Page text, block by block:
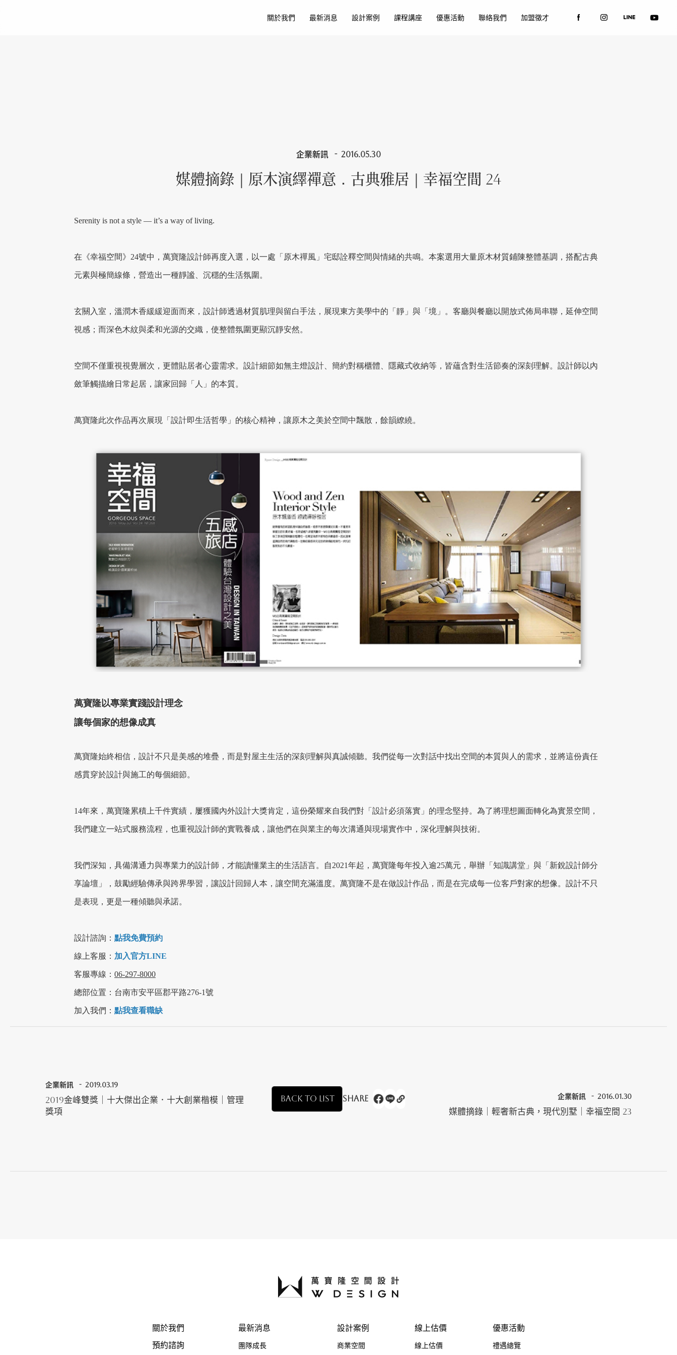
關於我們 最新消息 設計案例 課程講座 優惠活動 聯絡我們 加盟徵才
企業新訊 2016.05.30
媒體摘錄｜原木演繹禪意．古典雅居｜幸福空間 24
Serenity is not a style — it’s a way of living.
在《幸福空間》24號中，萬寶隆設計師再度入選，以一處「原木禪風」宅邸詮釋空間與情緒的共鳴。本案選用大量原木材質鋪陳整體基調，搭配古典
元素與極簡線條，營造出一種靜謐、沉穩的生活氛圍。
玄關入室，溫潤木香緩緩迎面而來，設計師透過材質肌理與留白手法，展現東方美學中的「靜」與「境」。客廳與餐廳以開放式佈局串聯，延伸空間
視感；而深色木紋與柔和光源的交織，使整體氛圍更顯沉靜安然。
空間不僅重視視覺層次，更體貼居者心靈需求。設計細節如無主燈設計、簡約對稱櫃體、隱藏式收納等，皆蘊含對生活節奏的深刻理解。設計師以內
斂筆觸描繪日常起居，讓家回歸「人」的本質。
萬寶隆此次作品再次展現「設計即生活哲學」的核心精神，讓原木之美於空間中飄散，餘韻繚繞。
萬寶隆以專業實踐設計理念
讓每個家的想像成真
萬寶隆始終相信，設計不只是美感的堆疊，而是對屋主生活的深刻理解與真誠傾聽。我們從每一次對話中找出空間的本質與人的需求，並將這份責任
感貫穿於設計與施工的每個細節。
14年來，萬寶隆累積上千件實績，屢獲國內外設計大獎肯定，這份榮耀來自我們對「設計必須落實」的理念堅持。為了將理想圖面轉化為實景空間，
我們建立一站式服務流程，也重視設計師的實戰養成，讓他們在與業主的每次溝通與現場實作中，深化理解與技術。
我們深知，具備溝通力與專業力的設計師，才能讀懂業主的生活語言。自2021年起，萬寶隆每年投入逾25萬元，舉辦「知識講堂」與「新銳設計師分
享論壇」，鼓勵經驗傳承與跨界學習，讓設計回歸人本，讓空間充滿溫度。萬寶隆不是在做設計作品，而是在完成每一位客戶對家的想像。設計不只
是表現，更是一種傾聽與承諾。
設計諮詢： 點我免費預約
線上客服： 加入官方LINE
客服專線： 06-297-8000
總部位置：台南市安平區郡平路276-1號
加入我們： 點我查看職缺
企業新訊 2019.03.19
2019金峰雙獎｜十大傑出企業．十大創業楷模｜管理
獎項
企業新訊 2016.01.30
媒體摘錄｜輕奢新古典，現代別墅｜幸福空間 23
BACK TO LIST Share
關於我們
預約諮詢
最新消息
團隊成長
設計案例
商業空間
線上估價
線上估價
優惠活動
禮遇總覽